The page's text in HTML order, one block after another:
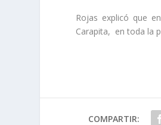
Rojas explicó que
Carapita, en toda la
COMPARTIR: